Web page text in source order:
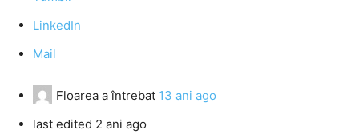
LinkedIn
Mail
Floarea a întrebat 13 ani ago
last edited 2 ani ago